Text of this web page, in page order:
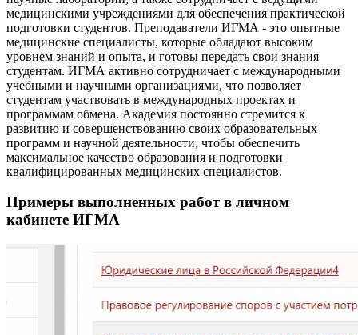
медицинскими учреждениями для обеспечения практической
подготовки студентов. Преподаватели ИГМА - это опытные
медицинские специалисты, которые обладают высоким
уровнем знаний и опыта, и готовы передать свои знания
студентам. ИГМА активно сотрудничает с международными
учебными и научными организациями, что позволяет
студентам участвовать в международных проектах и
программам обмена. Академия постоянно стремится к
развитию и совершенствованию своих образовательных
программ и научной деятельности, чтобы обеспечить
максимальное качество образования и подготовки
квалифицированных медицинских специалистов.
Примеры выполненных работ в личном
кабинете ИГМА